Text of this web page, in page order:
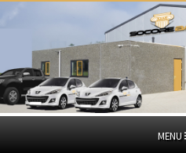
MENU